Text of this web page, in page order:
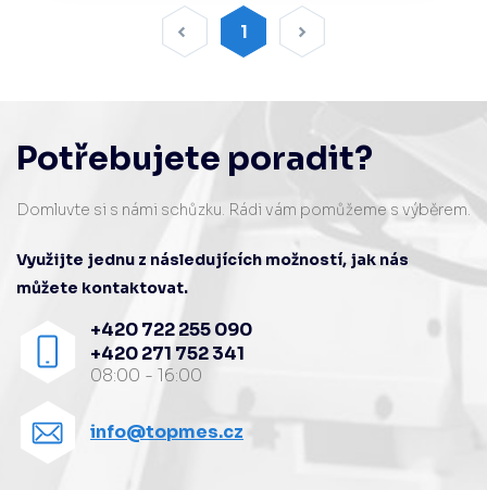
1
Potřebujete poradit?
Domluvte si s námi schůzku. Rádi vám pomůžeme s výběrem.
Využijte jednu z následujících možností, jak nás
můžete kontaktovat.
+420 722 255 090
+420 271 752 341
08:00 - 16:00
info@topmes.cz